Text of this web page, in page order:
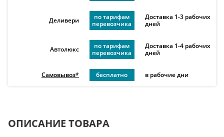
Деливери
по тарифам
перевозчика
Доставка 1-3 рабочих
дней
Автолюкс
по тарифам
перевозчика
Доставка 1-4 рабочих
дней
Самовывоз* бесплатно в рабочие дни
ОПИСАНИЕ ТОВАРА